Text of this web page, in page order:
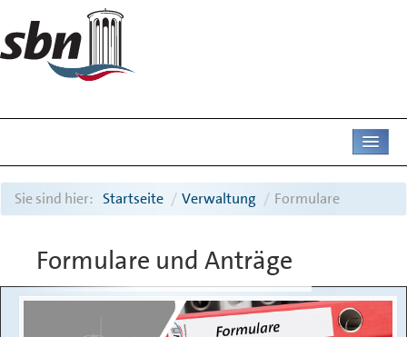
ABWASSER
Sie sind hier: Startseite / Verwaltung / Formulare
Formulare und Anträge